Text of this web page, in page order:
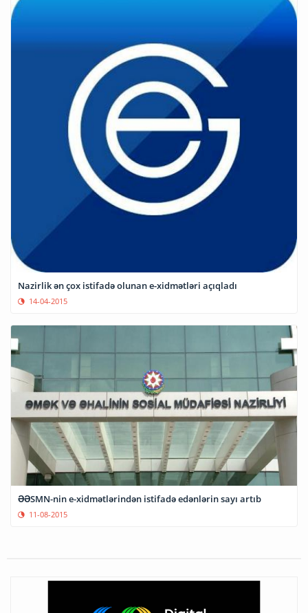
Nazirlik ən çox istifadə olunan e-xidmətləri açıqladı
14-04-2015
ƏƏSMN-nin e-xidmətlərindən istifadə edənlərin sayı artıb
11-08-2015